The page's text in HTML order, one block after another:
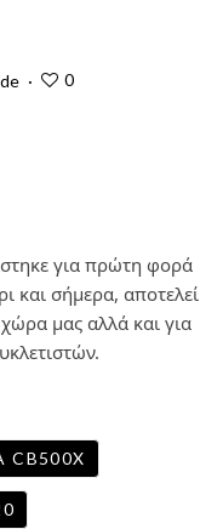
· 0
για πρώτη φορά
και σήμερα, αποτελεί
μας αλλά και για
CB500X